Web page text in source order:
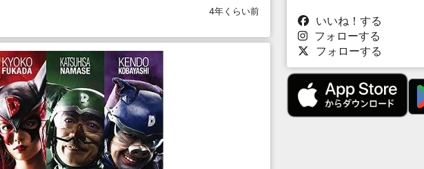
4年くらい前
いいね！する
フォローする
フォローする